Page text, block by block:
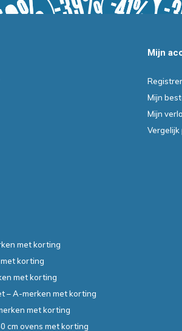
met korting
korting
met korting
– A-merken met korting
met korting
cm ovens met korting
Mijn
Mijn
Mijn